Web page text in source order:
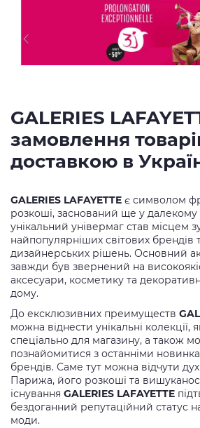
GALERIES
замовлення
доставкою в
GALERIES LAFAYETTE є символом
розкоші, заснований ще у далекому
унікальний універмаг став місцем
найпопулярніших світових брендів
дизайнерських рішень. Основний
завжди був звернений на
аксесуари, косметику та
дому.
До ексклюзивних преимуществ
можна віднести унікальні колекції,
спеціально для магазину, а також
познайомитися з останніми
брендів. Саме тут можна відчути
Парижа, його розкоші та
існування GALERIES LAFAYETTE
бездоганний репутаційний статус
моди.